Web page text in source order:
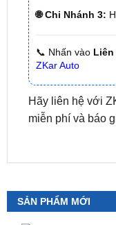
📞 Nhấn vàoLiên
Hãy liên hệ với
miễn phí và báo
SẢN PHẨM MỚI